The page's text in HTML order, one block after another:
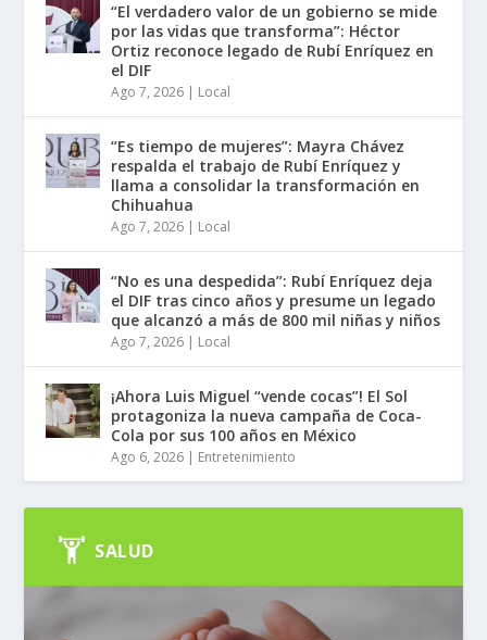
“El verdadero valor de un gobierno se mide
por las vidas que transforma”: Héctor
Ortiz reconoce legado de Rubí Enríquez en
el DIF
Ago 7, 2026 | Local
“Es tiempo de mujeres”: Mayra Chávez
respalda el trabajo de Rubí Enríquez y
llama a consolidar la transformación en
Chihuahua
Ago 7, 2026 | Local
“No es una despedida”: Rubí Enríquez deja
el DIF tras cinco años y presume un legado
que alcanzó a más de 800 mil niñas y niños
Ago 7, 2026 | Local
¡Ahora Luis Miguel “vende cocas”! El Sol
protagoniza la nueva campaña de Coca-
Cola por sus 100 años en México
Ago 6, 2026 | Entretenimiento
SALUD